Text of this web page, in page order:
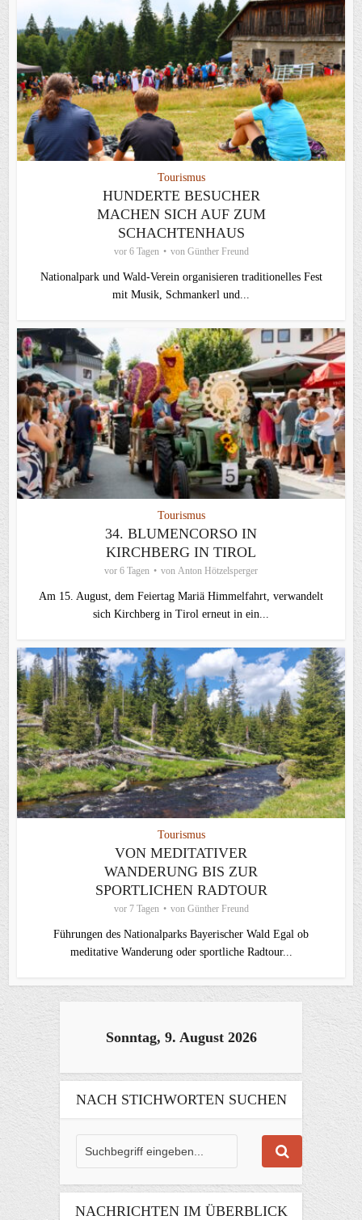
Tourismus
HUNDERTE BESUCHER
MACHEN SICH AUF ZUM
SCHACHTENHAUS
vor 6 Tagen von Günther Freund
Nationalpark und Wald-Verein organisieren traditionelles Fest
mit Musik, Schmankerl und...
Tourismus
34. BLUMENCORSO IN
KIRCHBERG IN TIROL
vor 6 Tagen von Anton Hötzelsperger
Am 15. August, dem Feiertag Mariä Himmelfahrt, verwandelt
sich Kirchberg in Tirol erneut in ein...
Tourismus
VON MEDITATIVER
WANDERUNG BIS ZUR
SPORTLICHEN RADTOUR
vor 7 Tagen von Günther Freund
Führungen des Nationalparks Bayerischer Wald Egal ob
meditative Wanderung oder sportliche Radtour...
Sonntag, 9. August 2026
NACH STICHWORTEN SUCHEN
NACHRICHTEN IM ÜBERBLICK